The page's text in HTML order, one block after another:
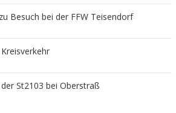
Besuch bei der FFW Teisendorf
St2103 bei Oberstraß